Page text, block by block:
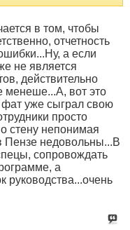
в том, чтобы
отчетность
а если
не является
действительно
менеше...А, вот это
уже сыграл свою
просто
стену непонимая
Пензе недовольны...В
сопровождать
а
руководства...очень